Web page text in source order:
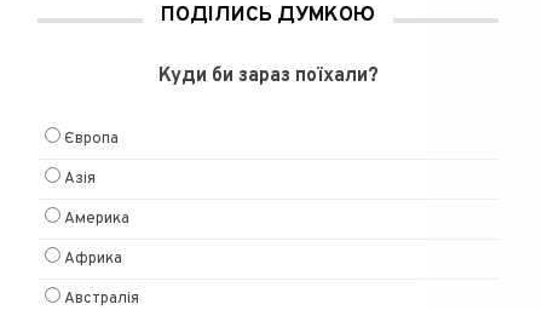
ПОДІЛИСЬ ДУМКОЮ
Куди би зараз поїхали?
Європа
Азія
Америка
Африка
Австралія